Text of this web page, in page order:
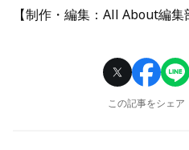
【制作・編集：All About編集
この記事をシェア